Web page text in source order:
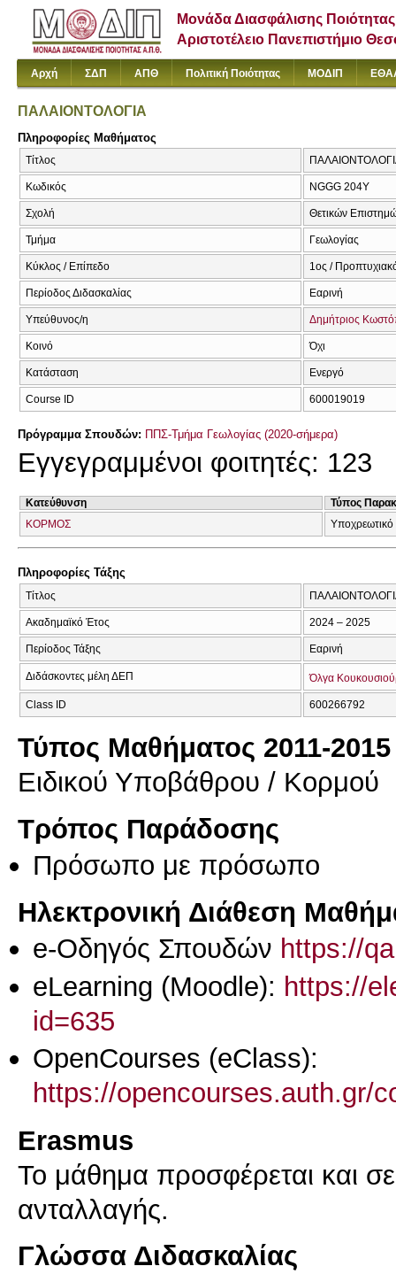
Μονάδα Διασφάλισης Ποιότητας
Αριστοτέλειο Πανεπιστήμιο
Αρχή ΣΔΠ ΑΠΘ Πολιτική Ποιότητας ΜΟΔΙΠ
ΠΑΛΑΙΟΝΤΟΛΟΓΙΑ
Πληροφορίες Μαθήματος
Τίτλος
Κωδικός NGGG 204Υ
Σχολή Θετικών
Τμήμα Γεωλογίας
Κύκλος / Επίπεδο 1ος /
Περίοδος Διδασκαλίας Εαρινή
Υπεύθυνος/η Δημήτριος
Κοινό Όχι
Κατάσταση Ενεργό
Course ID 600019019
Πρόγραμμα Σπουδών: ΠΠΣ-Τμήμα Γεωλογίας (2020-σήμερα)
Εγγεγραμμένοι φοιτητές: 123
Κατεύθυνση
Τύπος
ΚΟΡΜΟΣ
Υποχρεωτικό
Πληροφορίες Τάξης
Τίτλος
Ακαδημαϊκό Έτος 2024 – 2025
Περίοδος Τάξης Εαρινή
Διδάσκοντες μέλη ΔΕΠ Όλγα
Class ID 600266792
Τύπος Μαθήματος 2011-2015
Ειδικού Υποβάθρου / Κορμού
Τρόπος Παράδοσης
Πρόσωπο με πρόσωπο
Ηλεκτρονική Διάθεση
e-Οδηγός Σπουδών https://
eLearning (Moodle): https://
id=635
OpenCourses (eClass):
https://opencourses.auth.gr/
Erasmus
Το μάθημα προσφέρεται και
ανταλλαγής.
Γλώσσα Διδασκαλίας